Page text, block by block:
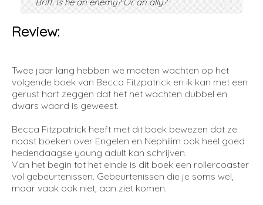
Review:
Twee jaar lang hebben we moeten wachten op het
volgende boek van Becca Fitzpatrick en ik kan met een
gerust hart zeggen dat het het wachten dubbel en
dwars waard is geweest.
Becca Fitzpatrick heeft met dit boek bewezen dat ze
naast boeken over Engelen en Nephilim ook heel goed
hedendaagse young adult kan schrijven.
Van het begin tot het einde is dit boek een rollercoaster
vol gebeurtenissen. Gebeurtenissen die je soms wel,
maar vaak ook niet, aan ziet komen.